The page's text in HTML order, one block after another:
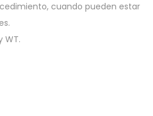
cuando pueden estar
WT.